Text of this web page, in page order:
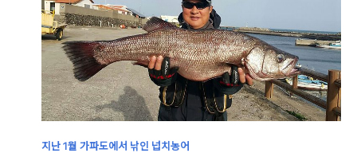
지난 1월 가파도에서 낚인 넙치농어